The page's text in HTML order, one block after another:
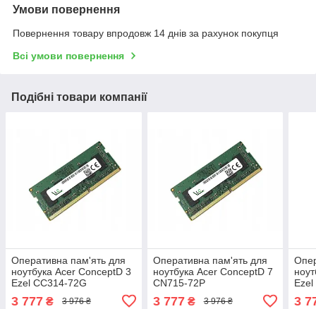
Умови повернення
Повернення товару впродовж 14 днів за рахунок покупця
Всі умови повернення
Подібні товари компанії
Оперативна пам'ять для
ноутбука Acer ConceptD 3
Ezel CC314-72G
3 777 ₴ 3 976 ₴
Оперативна пам'ять для
ноутбука Acer ConceptD 7
CN715-72P
3 777₴ 3 976 ₴ 3